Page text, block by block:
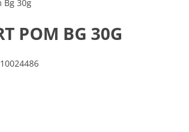
Bg 30g
POM BG 30G